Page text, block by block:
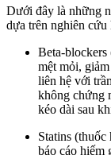
Dưới đây là những
dựa trên nghiên
Beta-
mệt mỏi,
liên hệ với
không chứng
kéo dài sau
Statins (thuốc
báo cáo hiếm